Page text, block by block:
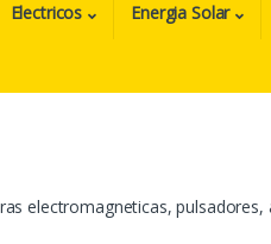
Electricos Energia Solar
electromagneticas,